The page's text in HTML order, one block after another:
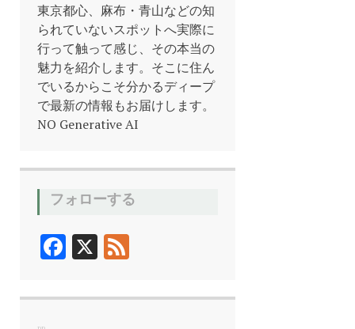
東京都心、麻布・青山などの知
られていないスポットへ実際に
行って触って感じ、その本当の
魅力を紹介します。そこに住ん
でいるからこそ分かるディープ
で最新の情報もお届けします。
NO Generative AI
フォローする
F
e
X
d